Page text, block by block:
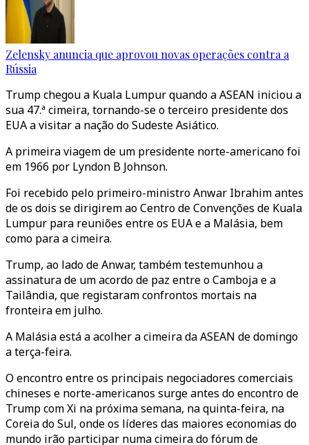
Zelensky anuncia que aprovou novas operações contra a
Rússia
Trump chegou a Kuala Lumpur quando a ASEAN iniciou a
sua 47.ª cimeira, tornando-se o terceiro presidente dos
EUA a visitar a nação do Sudeste Asiático.
A primeira viagem de um presidente norte-americano foi
em 1966 por Lyndon B Johnson.
Foi recebido pelo primeiro-ministro Anwar Ibrahim antes
de os dois se dirigirem ao Centro de Convenções de Kuala
Lumpur para reuniões entre os EUA e a Malásia, bem
como para a cimeira.
Trump, ao lado de Anwar, também testemunhou a
assinatura de um acordo de paz entre o Camboja e a
Tailândia, que registaram confrontos mortais na
fronteira em julho.
A Malásia está a acolher a cimeira da ASEAN de domingo
a terça-feira.
O encontro entre os principais negociadores comerciais
chineses e norte-americanos surge antes do encontro de
Trump com Xi na próxima semana, na quinta-feira, na
Coreia do Sul, onde os líderes das maiores economias do
mundo irão participar numa cimeira do fórum de